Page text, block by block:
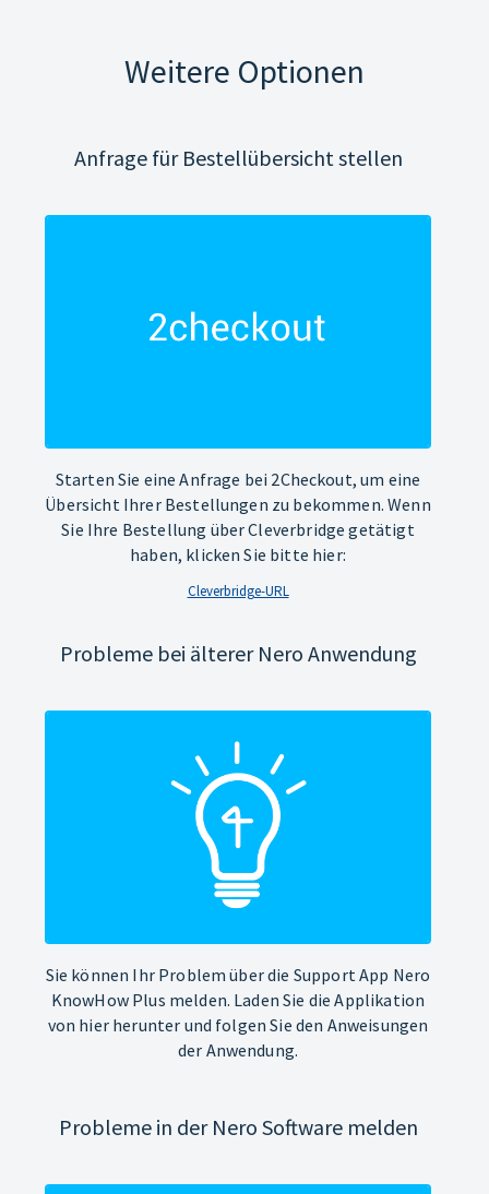
Weitere Optionen
Anfrage für Bestellübersicht stellen
Starten Sie eine Anfrage bei 2Checkout, um eine
Übersicht Ihrer Bestellungen zu bekommen. Wenn
Sie Ihre Bestellung über Cleverbridge getätigt
haben, klicken Sie bitte hier:
Cleverbridge-URL
Probleme bei älterer Nero Anwendung
Sie können Ihr Problem über die Support App Nero
KnowHow Plus melden. Laden Sie die Applikation
von hier herunter und folgen Sie den Anweisungen
der Anwendung.
Probleme in der Nero Software melden